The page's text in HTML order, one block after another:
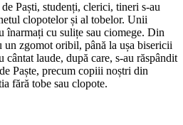
Paști, studenți, clerici, tineri s-au
clopotelor și al tobelor. Unii
înarmați cu sulițe sau ciomege. Din
un zgomot oribil, până la ușa bisericii
laude, după care, s-au răspândit
Paște, precum copiii noștri din
fără tobe sau clopote.